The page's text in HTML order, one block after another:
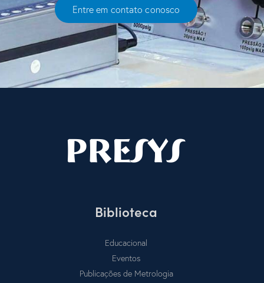
Entre em contato conosco
Biblioteca
Educacional
Eventos
Publicações de Metrologia